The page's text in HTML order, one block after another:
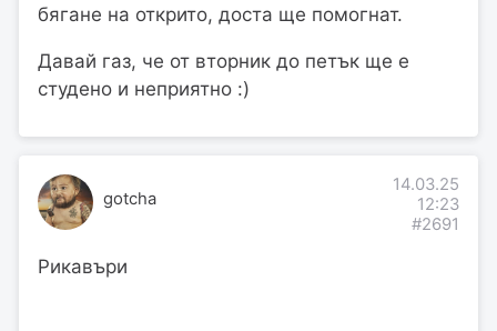
бягане на открито, доста ще помогнат.
Давай газ, че от вторник до петък ще е
студено и неприятно :)
gotcha
14.03.25
12:23
#2691
Рикавъри